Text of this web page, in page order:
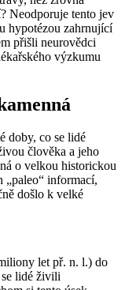
Neodporuje tento jev
hypotézou zahrnující
přišli neurovědci
výzkumu
doby, co se lidé
člověka a jeho
o velkou historickou
„paleo“ informací,
došlo k velké
let př. n. l.) do
lidé živili